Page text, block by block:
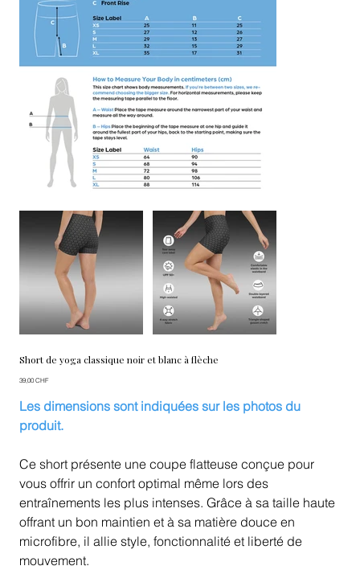
Short de yoga classique noir et blanc à flèche
Prix
39,00 CHF
Les dimensions sont indiquées sur les photos du
produit.
Ce short présente une coupe flatteuse conçue pour
vous offrir un confort optimal même lors des
entraînements les plus intenses. Grâce à sa taille haute
offrant un bon maintien et à sa matière douce en
microfibre, il allie style, fonctionnalité et liberté de
mouvement.